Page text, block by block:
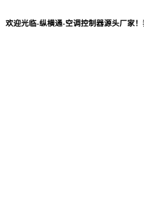
欢迎光临-纵横通-空调控制器源头厂家